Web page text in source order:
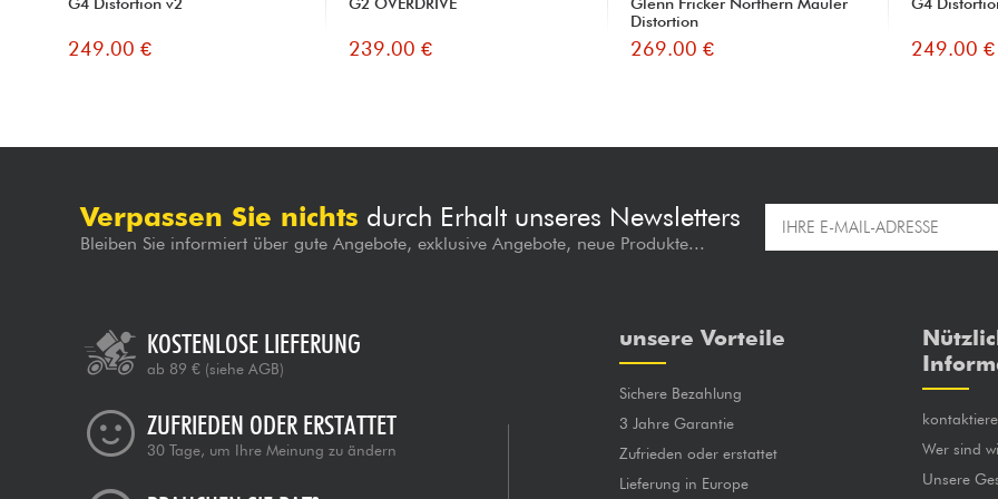
249.00 € 239.00 €
Distortion
269.00 € 249.00 €
Verpassen Sie nichts durch Erhalt unseres Newsletters
Bleiben Sie informiert über gute Angebote, exklusive Angebote, neue Produkte...
KOSTENLOSE LIEFERUNG
ab 89 € (siehe AGB)
ZUFRIEDEN ODER ERSTATTET
30 Tage, um Ihre Meinung zu ändern
unsere Vorteile
Sichere Bezahlung
3 Jahre Garantie
Zufrieden oder erstattet
Lieferung in Europe
Wer sind
Unsere